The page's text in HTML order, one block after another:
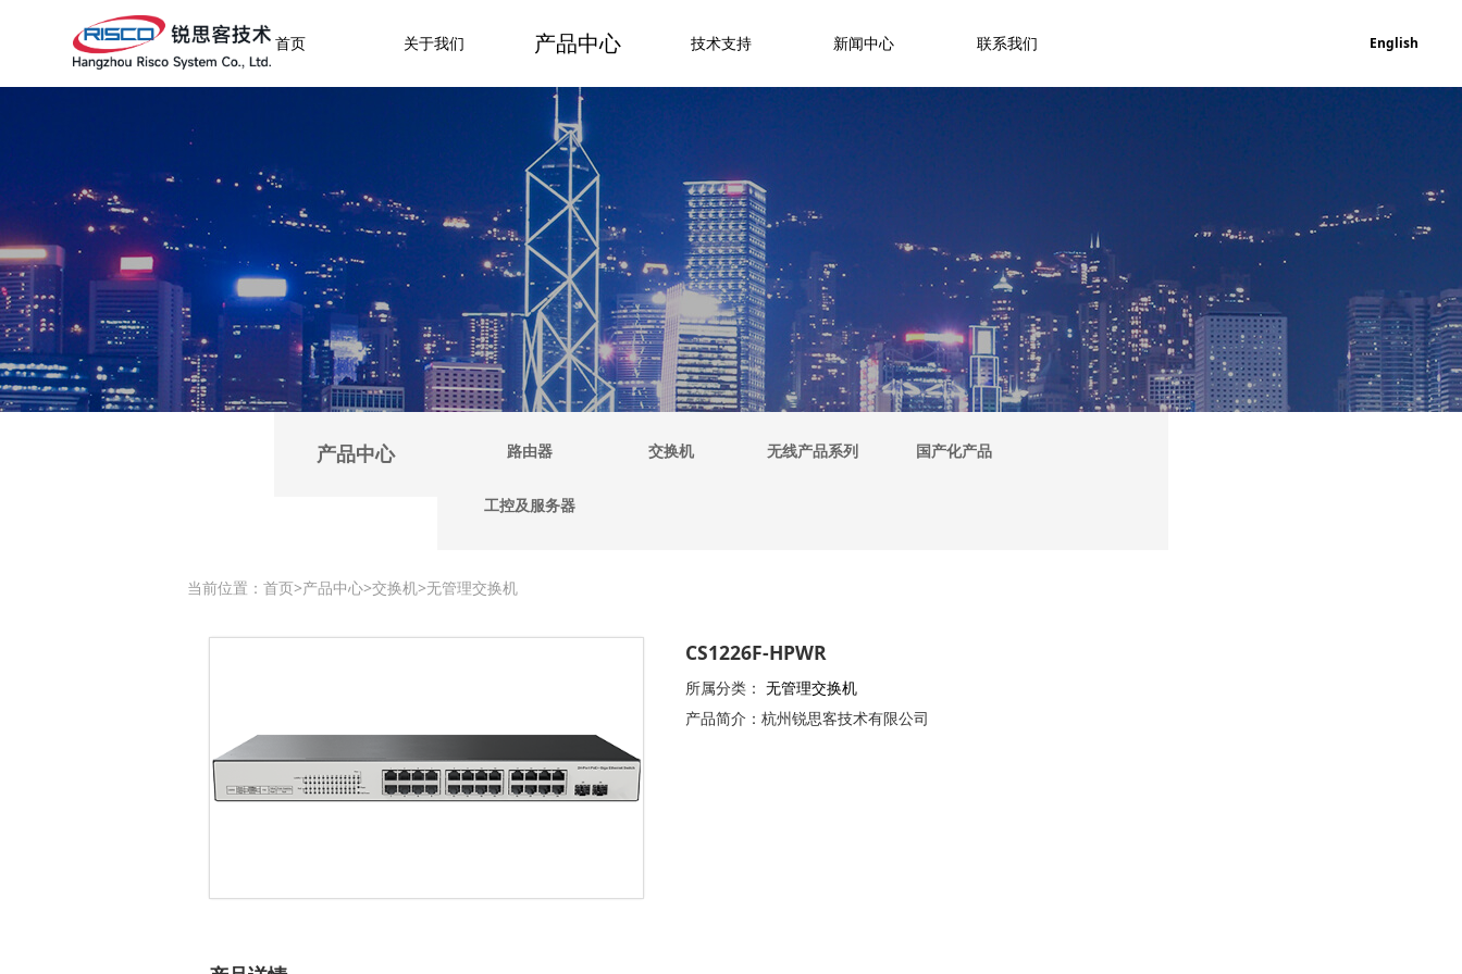
English
首页 关于我们 产品中心 技术支持 新闻中心 联系我们
产品中心 路由器 交换机 无线产品系列 国产化产品
工控及服务器
当前位置： 首页>产品中心>交换机>无管理交换机
CS1226F-HPWR
所属分类：无管理交换机
产品简介：杭州锐思客技术有限公司